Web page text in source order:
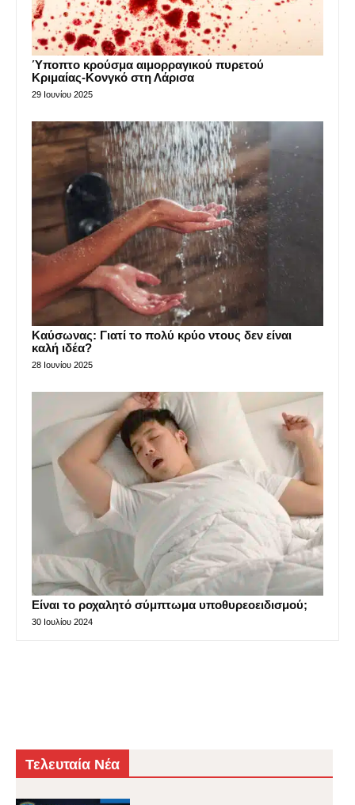
Ύποπτο κρούσμα αιμορραγικού πυρετού
Κριμαίας-Κονγκό στη Λάρισα
29 Ιουνίου 2025
Καύσωνας: Γιατί το πολύ κρύο ντους δεν είναι
καλή ιδέα?
28 Ιουνίου 2025
Είναι το ροχαλητό σύμπτωμα υποθυρεοειδισμού;
30 Ιουλίου 2024
Τελευταία Νέα